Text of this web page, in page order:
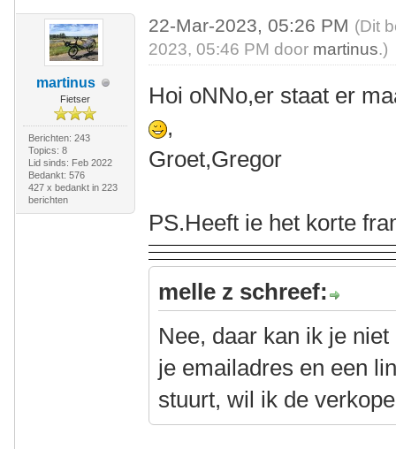
martinus
Fietser
Berichten: 243
Topics: 8
Lid sinds: Feb 2022
Bedankt: 576
427 x bedankt in 223
berichten
22-Mar-2023, 05:26 PM (Dit
2023, 05:46 PM door martinus.)
Hoi oNNo,er staat er
,
Groet,Gregor
PS.Heeft ie het korte
melle z schreef:
Nee, daar kan ik je
je emailadres en een
stuurt, wil ik de